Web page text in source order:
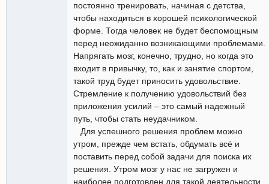
постоянно тренировать, начиная с детства,
чтобы находиться в хорошей психологической
форме. Тогда человек не будет беспомощным
перед неожиданно возникающими проблемами.
Напрягать мозг, конечно, трудно, но когда это
входит в привычку, то, как и занятие спортом,
такой труд будет приносить удовольствие.
Стремление к получению удовольствий без
приложения усилий – это самый надежный
путь, чтобы стать неудачником.
Для успешного решения проблем можно
утром, прежде чем встать, обдумать всё и
поставить перед собой задачи для поиска их
решения. Утром мозг у нас не загружен и
наиболее подготовлен для такой деятельности.